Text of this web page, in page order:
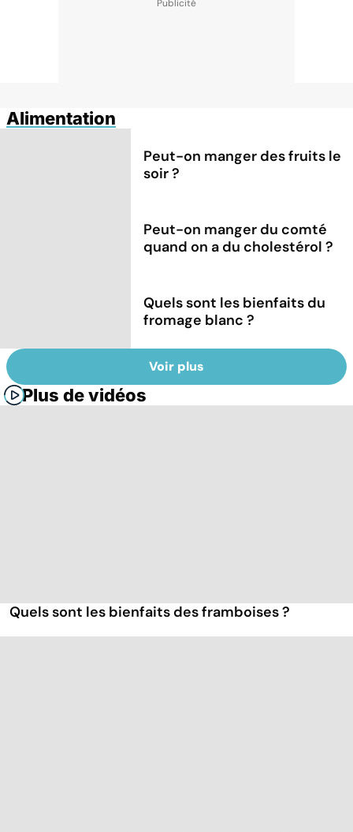
Alimentation
Peut-on manger des fruits le
soir ?
Peut-on manger du comté
quand on a du cholestérol ?
Quels sont les bienfaits du
fromage blanc ?
Voir plus
Plus de vidéos
Quels sont les bienfaits des framboises ?